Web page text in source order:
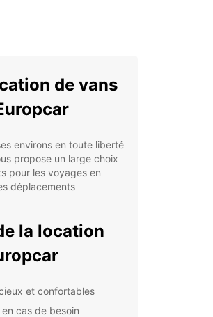
de vans
environs en toute liberté
propose un large choix
pour les voyages en
déplacements
la location
et confortables
cas de besoin